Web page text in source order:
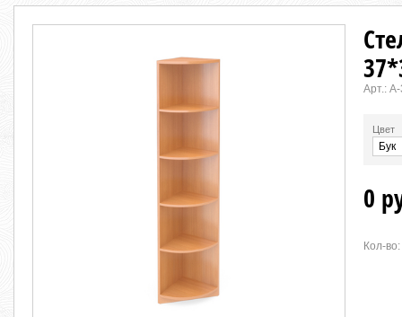
Арт.: А-
Цвет
0
Кол-во: